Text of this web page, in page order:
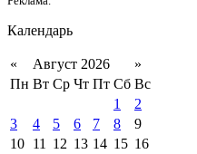
Календарь
« Август 2026
»
Пн Вт Ср Чт Пт Сб Вс
1
2
3
4 5 6 7 8
9
10 11 12 13 14 15 16